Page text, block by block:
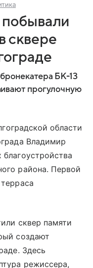
побывали
сквере
БК-13
прогулочную
области
Владимир
района. Первой
сквер памяти
создают
Здесь
режиссера,